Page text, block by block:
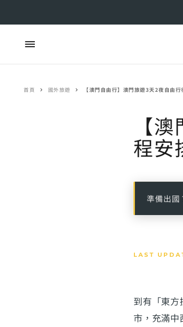
首頁 國外旅遊 【澳門自由行】澳門旅遊3天2夜自由
【
程安
準備出國
到有「東
市，充滿中